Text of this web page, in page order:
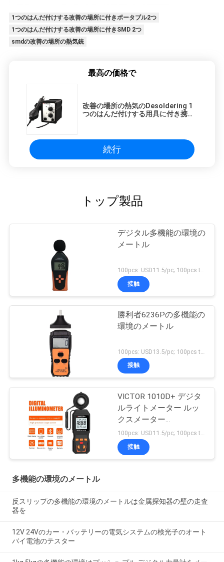
1つのはんだ付けする改善の場所に付きポータブル2つ
1つのはんだ付けする改善の場所に付きSMD 2つ
smdの改善の場所の熱気銃
最高の価格で
改善の場所の熱気のDesoldering 1
つのはんだ付けする用具に付き携帯
続行
トップ製品
デジタル多機能の環境の
メートル
接触
勝利者6236Pの多機能の
環境のメートル
接触
VICTOR 1010D+ デジタ
ルライトメーター ルッ
クスメーター
0~200000lux LED用の安
価なライト照明量ルック
スメーター
100pcs: USD11.5/pc; 100pcs to 500pcs: USD10.5/pc; 500pcs to 1000pcs: USD10 MOQ:100PCS
接触
多機能の環境のメートル
反スリップの多機能の環境のメートルは金属探知器の壁の走査
器を
12V 24Vのカー・バッテリーの電気システムの検光子のオート
バイ電池のテスター